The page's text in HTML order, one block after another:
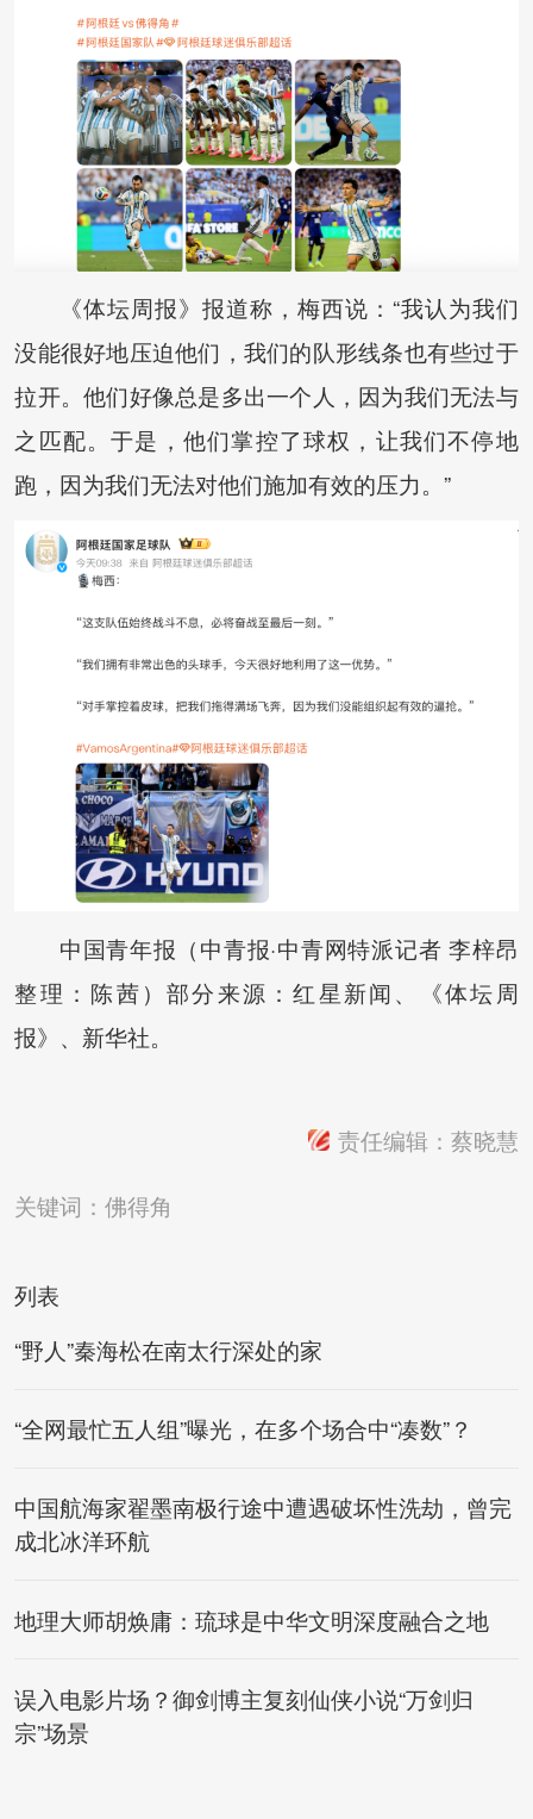
《体坛周报》报道称，梅西说：“我认为我们
没能很好地压迫他们，我们的队形线条也有些过于
拉开。他们好像总是多出一个人，因为我们无法与
之匹配。于是，他们掌控了球权，让我们不停地
跑，因为我们无法对他们施加有效的压力。”
中国青年报（中青报·中青网特派记者 李梓昂
整理：陈茜）部分来源：红星新闻、《体坛周
报》、新华社。
责任编辑：蔡晓慧
关键词：佛得角
列表
“野人”秦海松在南太行深处的家
“全网最忙五人组”曝光，在多个场合中“凑数”？
中国航海家翟墨南极行途中遭遇破坏性洗劫，曾完
成北冰洋环航
地理大师胡焕庸：琉球是中华文明深度融合之地
误入电影片场？御剑博主复刻仙侠小说“万剑归
宗”场景